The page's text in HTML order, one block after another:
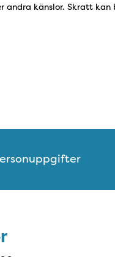
andra känslor. Skratt